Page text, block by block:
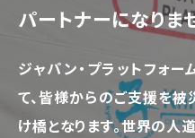
パートナーになりま
ジャパン・プラットフォ
て、皆様からのご支援を
け橋となります。世界の人